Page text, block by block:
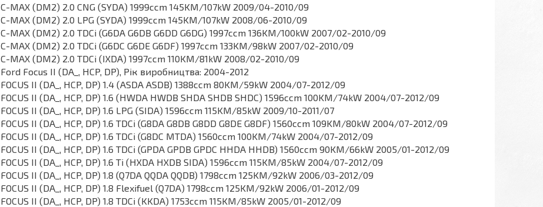
C-MAX (DM2) 2.0 CNG (SYDA) 1999ccm 145KM/107kW 2009/04-2010/09
C-MAX (DM2) 2.0 LPG (SYDA) 1999ccm 145KM/107kW 2008/06-2010/09
C-MAX (DM2) 2.0 TDCi (G6DA G6DB G6DD G6DG) 1997ccm 136KM/100kW 2007/02-2010/09
C-MAX (DM2) 2.0 TDCi (G6DC G6DE G6DF) 1997ccm 133KM/98kW 2007/02-2010/09
C-MAX (DM2) 2.0 TDCi (IXDA) 1997ccm 110KM/81kW 2008/02-2010/09
Ford Focus II (DA_, HCP, DP), Рік виробництва: 2004-2012
FOCUS II (DA_, HCP, DP) 1.4 (ASDA ASDB) 1388ccm 80KM/59kW 2004/07-2012/09
FOCUS II (DA_, HCP, DP) 1.6 (HWDA HWDB SHDA SHDB SHDC) 1596ccm 100KM/74kW 2004/07-2012/09
FOCUS II (DA_, HCP, DP) 1.6 LPG (SIDA) 1596ccm 115KM/85kW 2009/10-2011/07
FOCUS II (DA_, HCP, DP) 1.6 TDCi (G8DA G8DB G8DD G8DE G8DF) 1560ccm 109KM/80kW 2004/07-2012/09
FOCUS II (DA_, HCP, DP) 1.6 TDCi (G8DC MTDA) 1560ccm 100KM/74kW 2004/07-2012/09
FOCUS II (DA_, HCP, DP) 1.6 TDCi (GPDA GPDB GPDC HHDA HHDB) 1560ccm 90KM/66kW 2005/01-2012/09
FOCUS II (DA_, HCP, DP) 1.6 Ti (HXDA HXDB SIDA) 1596ccm 115KM/85kW 2004/07-2012/09
FOCUS II (DA_, HCP, DP) 1.8 (Q7DA QQDA QQDB) 1798ccm 125KM/92kW 2006/03-2012/09
FOCUS II (DA_, HCP, DP) 1.8 Flexifuel (Q7DA) 1798ccm 125KM/92kW 2006/01-2012/09
FOCUS II (DA_, HCP, DP) 1.8 TDCi (KKDA) 1753ccm 115KM/85kW 2005/01-2012/09